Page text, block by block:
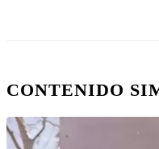
CONTENIDO